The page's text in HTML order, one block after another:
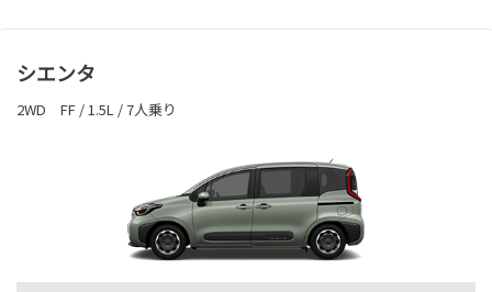
シエンタ
2WD FF / 1.5L / 7人乗り